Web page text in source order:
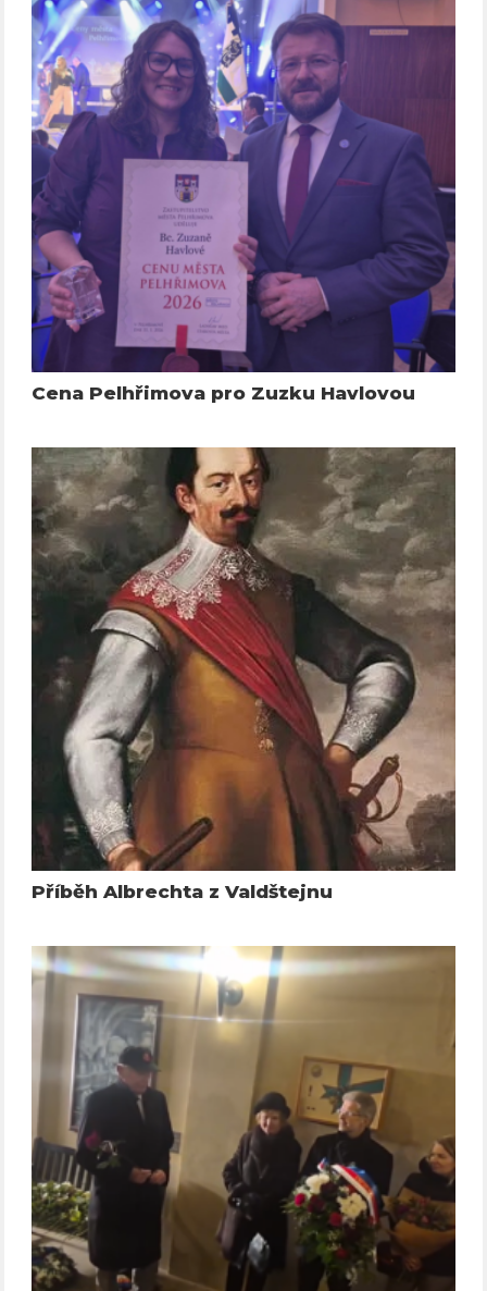
Cena Pelhřimova pro Zuzku Havlovou
Příběh Albrechta z Valdštejnu